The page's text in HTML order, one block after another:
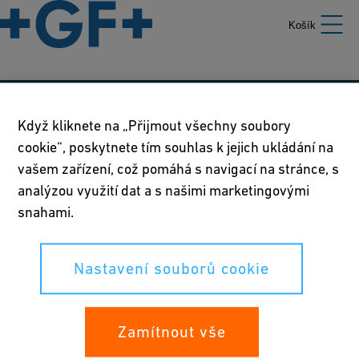
Košík
Naše zásady
Podmínky používání
Prohlášení o zásadách ochrany osobních údajů
Vaše práva
Když kliknete na „Přijmout všechny soubory
cookie“, poskytnete tím souhlas k jejich ukládání na
vašem zařízení, což pomáhá s navigací na stránce, s
analýzou využití dat a s našimi marketingovými
snahami.
Nastavení souborů cookie
Zamítnout vše